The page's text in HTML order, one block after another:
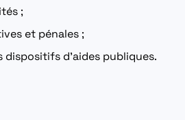
;
et pénales ;
d’aides publiques.